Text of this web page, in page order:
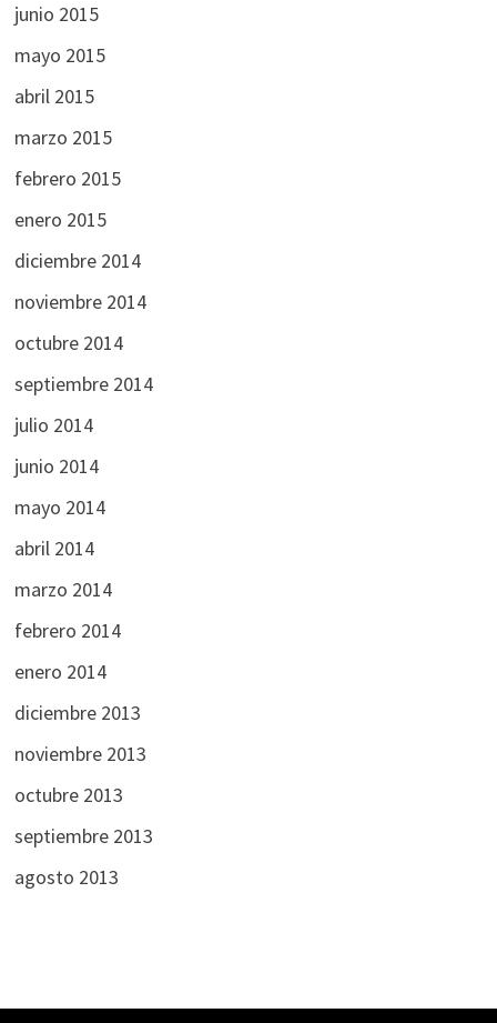
junio 2015
mayo 2015
abril 2015
marzo 2015
febrero 2015
enero 2015
diciembre 2014
noviembre 2014
octubre 2014
septiembre 2014
julio 2014
junio 2014
mayo 2014
abril 2014
marzo 2014
febrero 2014
enero 2014
diciembre 2013
noviembre 2013
octubre 2013
septiembre 2013
agosto 2013